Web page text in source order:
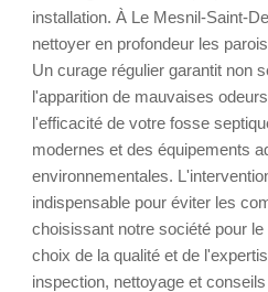
installation. À Le Mesnil-Saint-
nettoyer en profondeur les
Un curage régulier garantit non
l'apparition de mauvaises
l'efficacité de votre fosse
modernes et des équipements
environnementales.
indispensable pour éviter les
choisissant notre société pour
choix de la qualité et de
inspection, nettoyage et